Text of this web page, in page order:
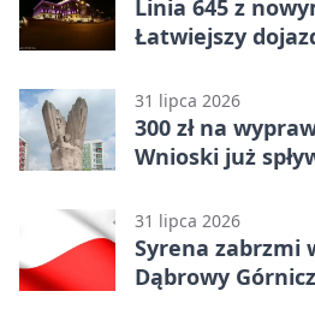
Linia 645 z
Łatwiejszy
31 lipca 2026
300 zł na
Wnioski już
31 lipca 2026
Syrena zabrzmi
Dąbrowy